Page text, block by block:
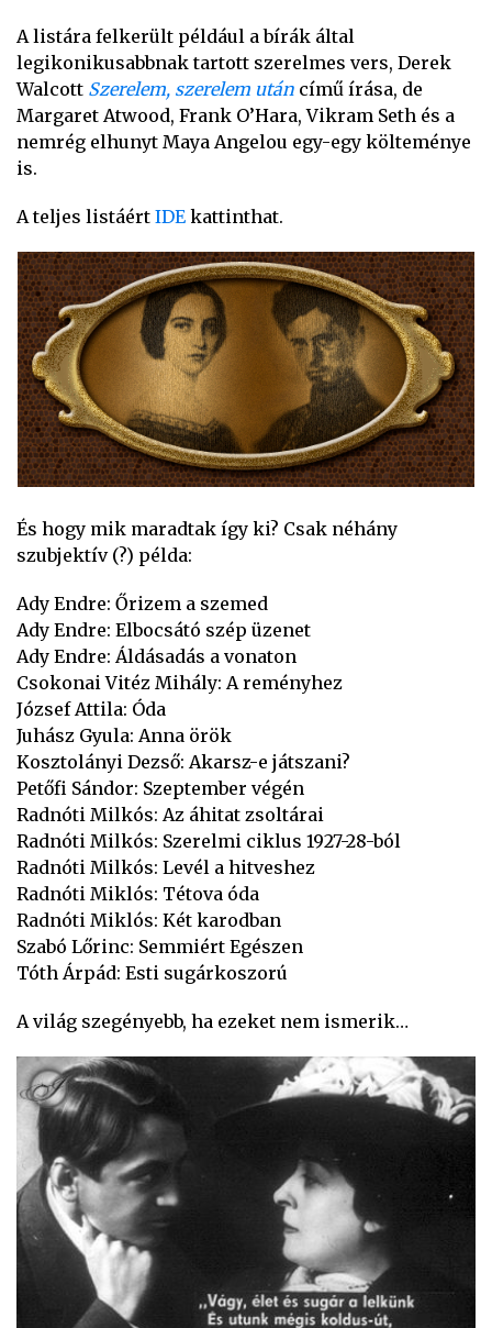
A listára felkerült például a bírák által
legikonikusabbnak tartott szerelmes vers, Derek
Walcott Szerelem, szerelem után című írása, de
Margaret Atwood, Frank O’Hara, Vikram Seth és a
nemrég elhunyt Maya Angelou egy-egy költeménye
is.
A teljes listáért IDE kattinthat.
És hogy mik maradtak így ki? Csak néhány
szubjektív (?) példa:
Ady Endre: Őrizem a szemed
Ady Endre: Elbocsátó szép üzenet
Ady Endre: Áldásadás a vonaton
Csokonai Vitéz Mihály: A reményhez
József Attila: Óda
Juhász Gyula: Anna örök
Kosztolányi Dezső: Akarsz-e játszani?
Petőfi Sándor: Szeptember végén
Radnóti Milkós: Az áhitat zsoltárai
Radnóti Milkós: Szerelmi ciklus 1927-28-ból
Radnóti Milkós: Levél a hitveshez
Radnóti Miklós: Tétova óda
Radnóti Miklós: Két karodban
Szabó Lőrinc: Semmiért Egészen
Tóth Árpád: Esti sugárkoszorú
A világ szegényebb, ha ezeket nem ismerik…